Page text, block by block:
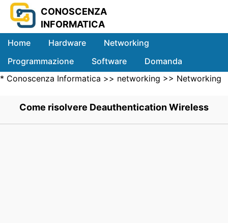
CONOSCENZA
INFORMATICA
Home Hardware
Networking
Programmazione
Software
Domanda
Sistemi
* Conoscenza Informatica >> networking >> Networking
Come risolvere Deauthentication Wireless